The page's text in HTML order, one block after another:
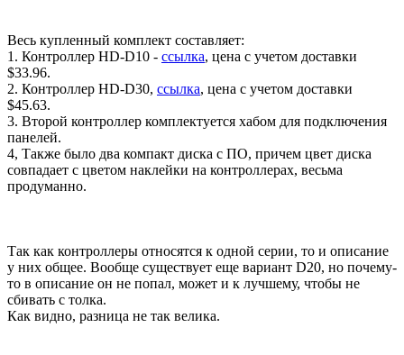
Весь купленный комплект составляет:
1. Контроллер HD-D10 - ссылка, цена с учетом доставки
$33.96.
2. Контроллер HD-D30, ссылка, цена с учетом доставки
$45.63.
3. Второй контроллер комплектуется хабом для подключения
панелей.
4, Также было два компакт диска с ПО, причем цвет диска
совпадает с цветом наклейки на контроллерах, весьма
продуманно.
Так как контроллеры относятся к одной серии, то и описание
у них общее. Вообще существует еще вариант D20, но почему-
то в описание он не попал, может и к лучшему, чтобы не
сбивать с толка.
Как видно, разница не так велика.